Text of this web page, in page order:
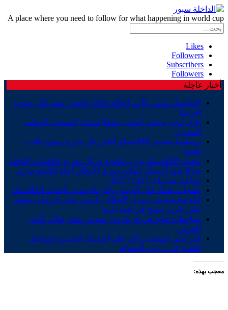
A place where you need to follow for what happening in world cup
Likes
Followers
Subscribers
Followers
أخبار عاجلة
المكسيك تدشن كأس العالم 2026 بانتصار مهم على جنوب
إفريقيا
بلاغ..أيوب بوعدي أضحى مؤهلا لتمثيل المنتخب الوطني
المغربي
برشلونة يحسم الكلاسيكو أمام ريال مدريد ويتوج بلقب
الليغا.
توقيت الكلاسيكو بين برشلونة وريال مدريد والقنوات الناقلة
ساكا يقود أرسنال لنهائي دوري الأبطال أمام أتلتيكو مدريد
مواعيد مباريات “كان” 2027
عقوبات ثقيلة على الجيش والرجاء بسبب أحداث الكلاسيكو
ليلة مجنونة في دوري الأبطال..باريس سان جيرمان يتفوق
على بايرن ميونخ في قمة نارية
مواجهات قوية في قرعة دور سدس عشر نهائي كأس
العرش
فوز ثمين لنهضة بركان على أولمبيك الدشيرة وتواصل
التقدم في ترتيب البطولة
معجب بهذه: